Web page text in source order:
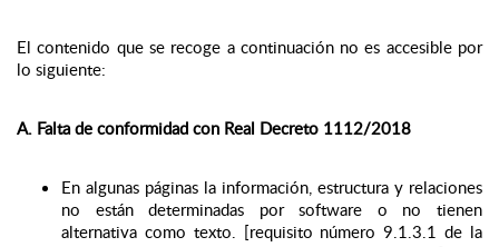
El contenido que se recoge a continuación no es accesible por
lo siguiente:
A. Falta de conformidad con Real Decreto 1112/2018
En algunas páginas la información, estructura y relaciones
no están determinadas por software o no tienen
alternativa como texto. [requisito número 9.1.3.1 de la